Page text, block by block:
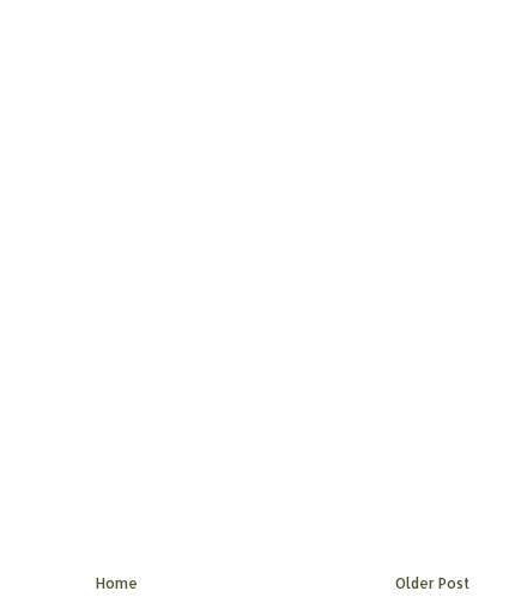
Older Post
Home